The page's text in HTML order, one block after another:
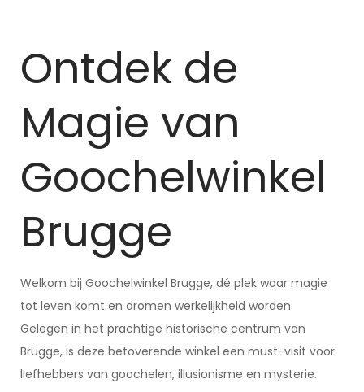
Ontdek de
Magie van
Goochelwinkel
Brugge
Welkom bij Goochelwinkel Brugge, dé plek waar magie
tot leven komt en dromen werkelijkheid worden.
Gelegen in het prachtige historische centrum van
Brugge, is deze betoverende winkel een must-visit voor
liefhebbers van goochelen, illusionisme en mysterie.